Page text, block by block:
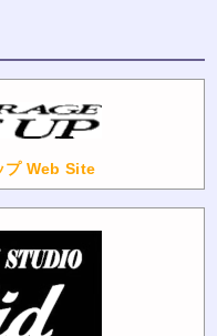
プ Web Site